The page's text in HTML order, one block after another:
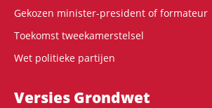
Gekozen minister-president of formateur
Toekomst tweekamerstelsel
Wet politieke partijen
Versies Grondwet